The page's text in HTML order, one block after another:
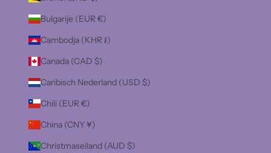
Bulgarije (EUR €)
Cambodja (KHR ៛)
Canada (CAD $)
Caribisch Nederland (USD $)
Chili (EUR €)
China (CNY ¥)
Christmaseiland (AUD $)